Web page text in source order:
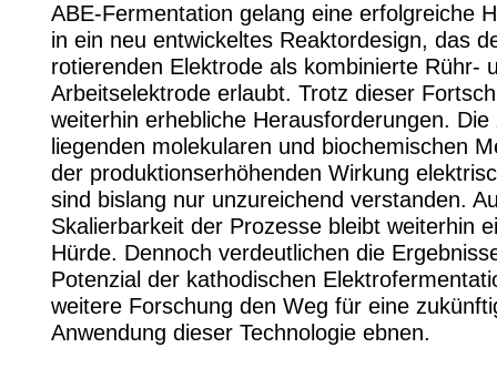
ABE-Fermentation gelang eine erfolgreiche
in ein neu entwickeltes Reaktordesign, das
rotierenden Elektrode als kombinierte Rühr-
Arbeitselektrode erlaubt. Trotz dieser
weiterhin erhebliche Herausforderungen. Die
liegenden molekularen und biochemischen
der produktionserhöhenden Wirkung
sind bislang nur unzureichend verstanden.
Skalierbarkeit der Prozesse bleibt weiterhin
Hürde. Dennoch verdeutlichen die
Potenzial der kathodischen
weitere Forschung den Weg für eine
Anwendung dieser Technologie ebnen.